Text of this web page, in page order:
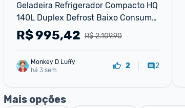
Geladeira Refrigerador Compacto HQ
140L Duplex Defrost Baixo Consumo
A+++ PretoCinza HQ-140RDF
R$ 2.109,90
R$995,42
Monkey D Luffy
há 3 sem
2 2
Mais opções